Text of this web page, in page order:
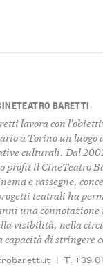
BARETTI
lavora con
a Torino un
culturali. Dal
profit il CineTeatro
e rassegne,
teatrali ha
una connotazione
visibilità, nella
capacità di stringere
| T: +39